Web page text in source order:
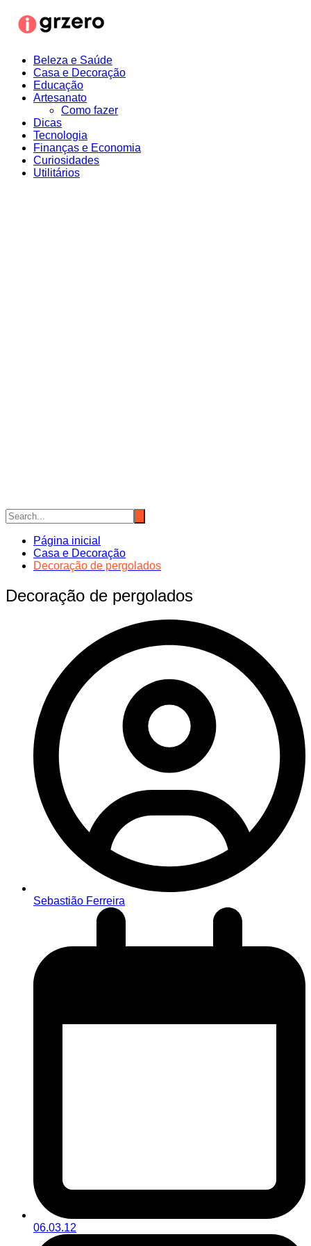
para
Beleza e Saúde
Casa e Decoração
Educação
Artesanato
Como fazer
Dicas
Tecnologia
Finanças e Economia
Curiosidades
Utilitários
Página inicial
Casa e Decoração
Decoração de pergolados
Decoração de pergolados
Sebastião Ferreira
06.03.12